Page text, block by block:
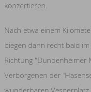
konzertieren.
Nach etwa einem
biegen dann recht bald
Richtung "Dundenheimer
Verborgenen der
wunderbaren Vesperplatz